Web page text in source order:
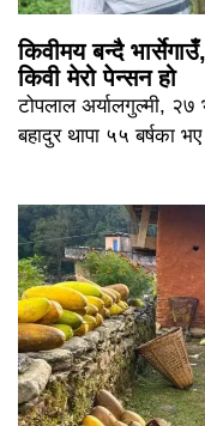
किवीमय बन्दै
किवी मेरो पेन्सन हो
टोपलाल अर्यालगुल्मी, २७
बहादुर थापा ५५ बर्षका भए